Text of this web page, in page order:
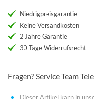
Niedrigpreisgarantie
Keine Versandkosten
2 Jahre Garantie
30 Tage Widerrufsrecht
Fragen? Service Team
Dieser Artikel kann in